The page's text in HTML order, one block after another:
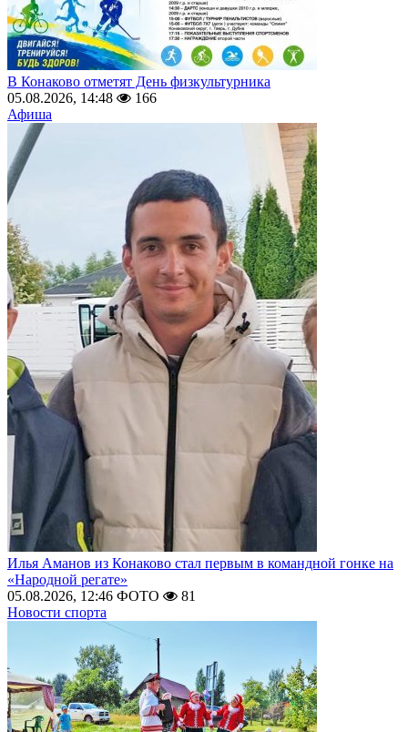
В Конаково отметят День физкультурника
05.08.2026, 14:48
166
Афиша
Илья Аманов из Конаково стал первым в командной гонке на
«Народной регате»
05.08.2026, 12:46 ФОТО
81
Новости спорта